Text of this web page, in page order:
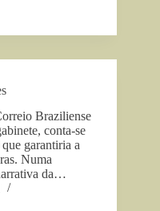
Braziliense
conta-se
garantiria a
Numa
da…